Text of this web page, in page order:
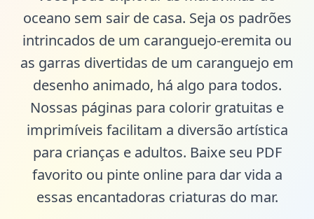
oceano sem sair de casa. Seja os padrões
intrincados de um caranguejo-eremita ou
as garras divertidas de um caranguejo em
desenho animado, há algo para todos.
Nossas páginas para colorir gratuitas e
imprimíveis facilitam a diversão artística
para crianças e adultos. Baixe seu PDF
favorito ou pinte online para dar vida a
essas encantadoras criaturas do mar.